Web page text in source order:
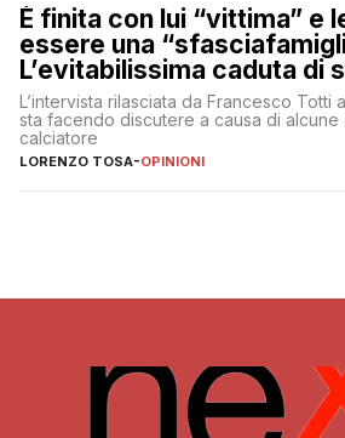
È finita con lui “vittima” e
essere una
L’evitabilissima caduta di
L’intervista rilasciata da Francesco Totti
sta facendo discutere a causa di alcune
calciatore
LORENZO TOSA-OPINIONI